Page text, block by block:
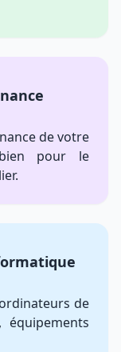
de votre
pour le
de
équipements